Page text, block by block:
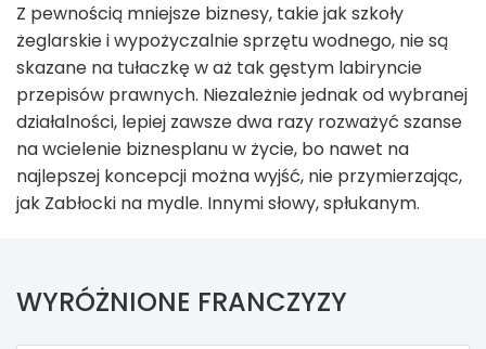
Z pewnością mniejsze biznesy, takie jak szkoły
żeglarskie i wypożyczalnie sprzętu wodnego, nie są
skazane na tułaczkę w aż tak gęstym labiryncie
przepisów prawnych. Niezależnie jednak od wybranej
działalności, lepiej zawsze dwa razy rozważyć szanse
na wcielenie biznesplanu w życie, bo nawet na
najlepszej koncepcji można wyjść, nie przymierzając,
jak Zabłocki na mydle. Innymi słowy, spłukanym.
WYRÓŻNIONE FRANCZYZY